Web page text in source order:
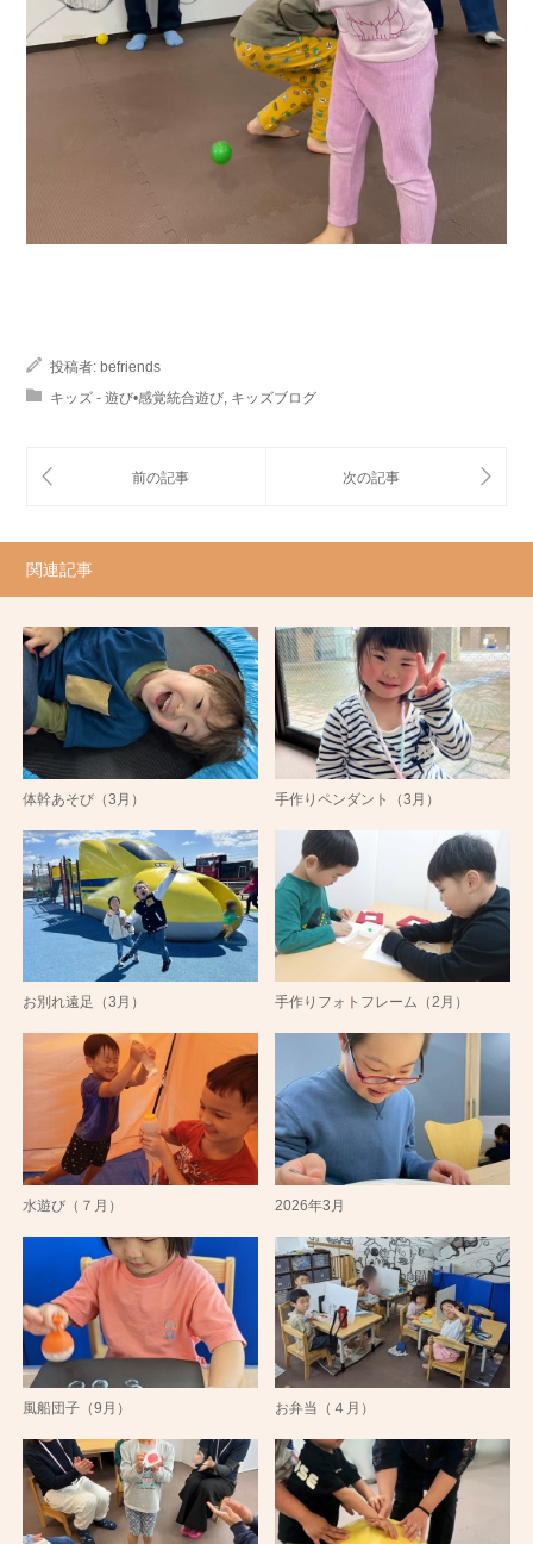
投稿者: befriends
キッズ - 遊び•感覚統合遊び キッズブログ
関連記事
体幹あそび（3月） 手作りペンダント（3月）
お別れ遠足（3月） 手作りフォトフレーム（2月）
水遊び（７月） 2026年3月
風船団子（9月） お弁当（４月）